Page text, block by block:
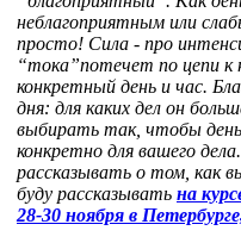
неблагоприятным или
просто! Сила - про
“тока”потечет по цепи к
конкретный день и час.
дня: для каких дел он
выбирать так, чтобы
конкретно для вашего
рассказывать о том, как
буду рассказывать на
28-30 ноября в